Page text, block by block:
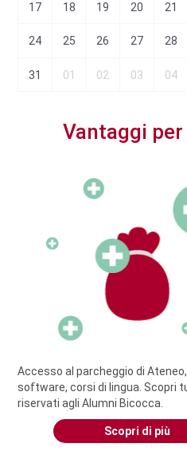
17 18 19 20 21
24 25 26 27 28
31 01 02 03 04
Vantaggi
Associati
Accesso al parcheggio di
software, corsi di lingua. Scopri
riservati agli Alumni Bicocca.
Scopri di più